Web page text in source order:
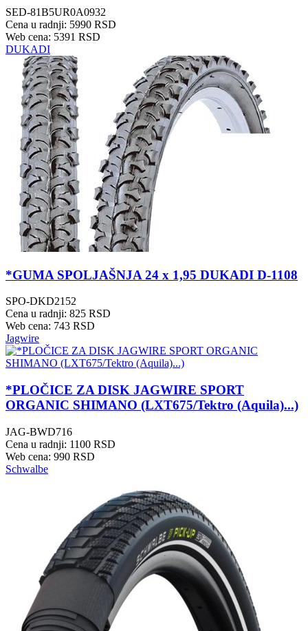
SED-81B5UR0A0932
Cena u radnji: 5990 RSD
Web cena: 5391 RSD
DUKADI
*GUMA SPOLJAŠNJA 24 x 1,95 DUKADI D-1108
SPO-DKD2152
Cena u radnji: 825 RSD
Web cena: 743 RSD
Jagwire
*PLOČICE ZA DISK JAGWIRE SPORT
ORGANIC SHIMANO (LXT675/Tektro (Aquila)...)
JAG-BWD716
Cena u radnji: 1100 RSD
Web cena: 990 RSD
Schwalbe